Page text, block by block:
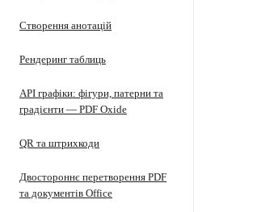
Створення анотацій
Рендеринг таблиць
API графіки: фігури, патерни та
градієнти — PDF Oxide
QR та штрихкоди
Двостороннє перетворення PDF
та документів Office